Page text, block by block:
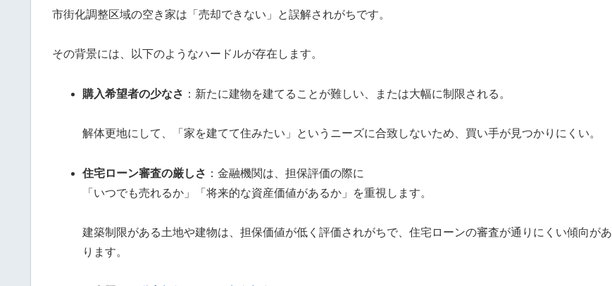
市街化調整区域の空き家は「売却できない」と誤解されがちです。
その背景には、以下のようなハードルが存在します。
購入希望者の少なさ ：新たに建物を建てることが難しい、または大幅に制限される。
解体更地にして、「家を建てて住みたい」というニーズに合致しないため、買い手が見つかりにくい。
住宅ローン審査の厳しさ ：金融機関は、担保評価の際に
「いつでも売れるか」「将来的な資産価値があるか」を重視します。
建築制限がある土地や建物は、担保価値が低く評価されがちで、住宅ローンの審査が通りにくい傾向があ
ります。